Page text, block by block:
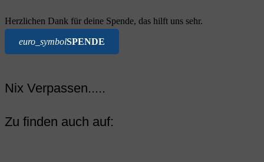
Herzlichen Dank für deine Spende, das hilft uns sehr.
euro_symbolSPENDE
Nix Verpassen.....
Zu finden auch auf: